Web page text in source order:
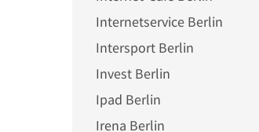
Internetservice Berlin
Intersport Berlin
Invest Berlin
Ipad Berlin
Irena Berlin